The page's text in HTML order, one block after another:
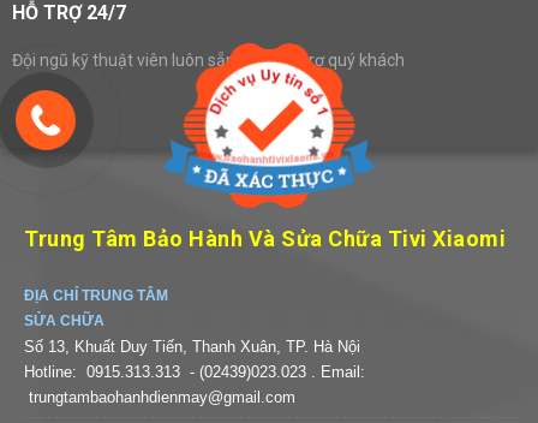
HỖ TRỢ 24/7
Đội ngũ kỹ thuật viên luôn sẵn sàng hỗ trợ quý khách
Trung Tâm Bảo Hành Và Sửa Chữa Tivi Xiaomi
ĐỊA CHỈ TRUNG TÂM
SỬA CHỮA
Số 13, Khuất Duy Tiến, Thanh Xuân, TP. Hà Nội
Hotline: 0915.313.313 - (02439)023.023 . Email:
trungtambaohanhdienmay@gmail.com